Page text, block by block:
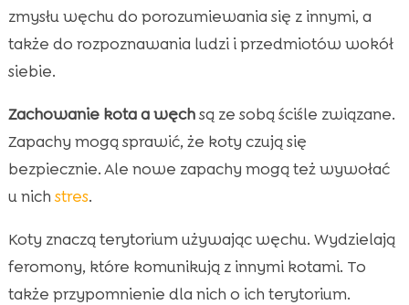
zmysłu węchu do porozumiewania się z innymi, a
także do rozpoznawania ludzi i przedmiotów wokół
siebie.
Zachowanie kota a węchsą ze sobą ściśle związane.
Zapachy mogą sprawić, że koty czują się
bezpiecznie. Ale nowe zapachy mogą też wywołać
u nich stres.
Koty znaczą terytorium używając węchu. Wydzielają
feromony, które komunikują z innymi kotami. To
także przypomnienie dla nich o ich terytorium.